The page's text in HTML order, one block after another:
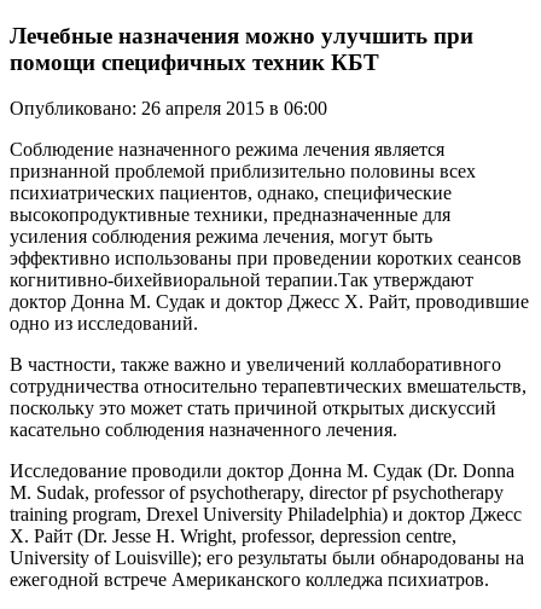
Лечебные назначения можно улучшить при
помощи специфичных техник КБТ
Опубликовано: 26 апреля 2015 в 06:00
Соблюдение назначенного режима лечения является
признанной проблемой приблизительно половины всех
психиатрических пациентов, однако, специфические
высокопродуктивные техники, предназначенные для
усиления соблюдения режима лечения, могут быть
эффективно использованы при проведении коротких сеансов
когнитивно-бихейвиоральной терапии.Так утверждают
доктор Донна М. Судак и доктор Джесс Х. Райт, проводившие
одно из исследований.
В частности, также важно и увеличений коллаборативного
сотрудничества относительно терапевтических вмешательств,
поскольку это может стать причиной открытых дискуссий
касательно соблюдения назначенного лечения.
Исследование проводили доктор Донна М. Судак (Dr. Donna
M. Sudak, professor of psychotherapy, director pf psychotherapy
training program, Drexel University Philadelphia) и доктор Джесс
Х. Райт (Dr. Jesse H. Wright, professor, depression centre,
University of Louisville); его результаты были обнародованы на
ежегодной встрече Американского колледжа психиатров.